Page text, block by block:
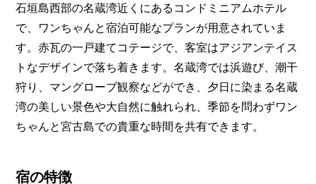
石垣島西部の名蔵湾近くにあるコンドミニアムホテル
で、ワンちゃんと宿泊可能なプランが用意されていま
す。赤瓦の一戸建てコテージで、客室はアジアンテイス
トなデザインで落ち着きます。名蔵湾では浜遊び、潮干
狩り、マングローブ観察などができ、夕日に染まる名蔵
湾の美しい景色や大自然に触れられ、季節を問わずワン
ちゃんと宮古島での貴重な時間を共有できます。
宿の特徴